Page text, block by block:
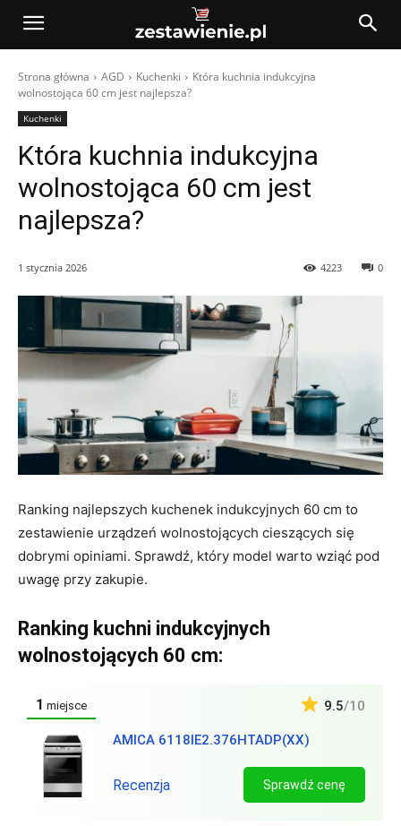
Strona główna AGD Kuchenki
Która kuchnia indukcyjna
wolnostojąca 60 cm jest najlepsza?
Kuchenki
Która kuchnia indukcyjna
wolnostojąca 60 cm jest
najlepsza?
1 stycznia 2026 0
4223
Ranking najlepszych kuchenek indukcyjnych 60 cm to
zestawienie urządzeń wolnostojących cieszących się
dobrymi opiniami. Sprawdź, który model warto wziąć pod
uwagę przy zakupie.
Ranking kuchni indukcyjnych
wolnostojących 60 cm:
1 miejsce
AMICA 6118IE2.376HTADP(XX)
9.5/10
Recenzja Sprawdź cenę